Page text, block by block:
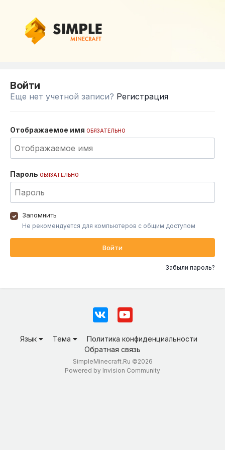
Войти
Еще нет учетной записи? Регистрация
Отображаемое имя ОБЯЗАТЕЛЬНО
Пароль ОБЯЗАТЕЛЬНО
Запомнить
Не рекомендуется для компьютеров с общим доступом
Войти
Забыли пароль?
Язык Тема
Политика конфиденциальности
Обратная связь
SimpleMinecraft.Ru ©2026
Powered by Invision Community